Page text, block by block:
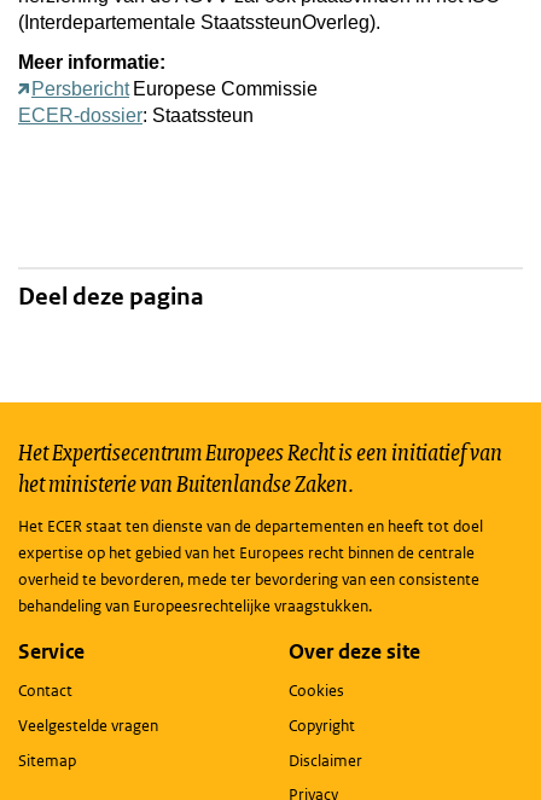
(Interdepartementale StaatssteunOverleg).
Meer informatie:
Persbericht Europese Commissie
ECER-dossier: Staatssteun
Deel deze pagina
Het Expertisecentrum Europees Recht is een initiatief van
het ministerie van Buitenlandse Zaken.
Het ECER staat ten dienste van de departementen en heeft tot doel
expertise op het gebied van het Europees recht binnen de centrale
overheid te bevorderen, mede ter bevordering van een consistente
behandeling van Europeesrechtelijke vraagstukken.
Service
Contact
Veelgestelde vragen
Sitemap
Over deze site
Cookies
Copyright
Disclaimer
Privacy